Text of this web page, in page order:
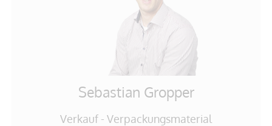
Sebastian Gropper
Verkauf - Verpackungsmaterial